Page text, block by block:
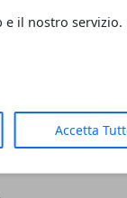
il nostro servizio.
Accetta
in